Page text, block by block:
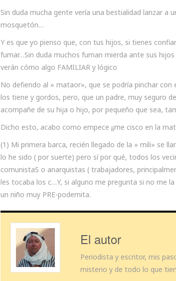
Sin duda mucha gente vería una bestialidad lanzar a
mosquetón…
Y es que yo pienso que, con tus hijos, si tienes
fumar…Sin duda muchos fuman mierda ante sus
verán cómo algo FAMILIAR y lógico
No defiendo al » mataor», que se podría pinchar
los tiene y gordos, pero, que un padre, muy seguro
acompañe de su hija o hijo, por pequeño que sea,
Dicho esto, acabo como empece ¡¡me cisco en la
(1) Mi primera barca, recién llegado de la » mili» se
lo he sido ( por suerte) pero sí por qué, todos los
comunistaS o anarquistas ( trabajadores,
les tocaba los c…Y, si alguno me pregunta si no me
un niño muy PRE-podemita.
El autor
Periodista y escritor, mis
misterio y de todo lo que